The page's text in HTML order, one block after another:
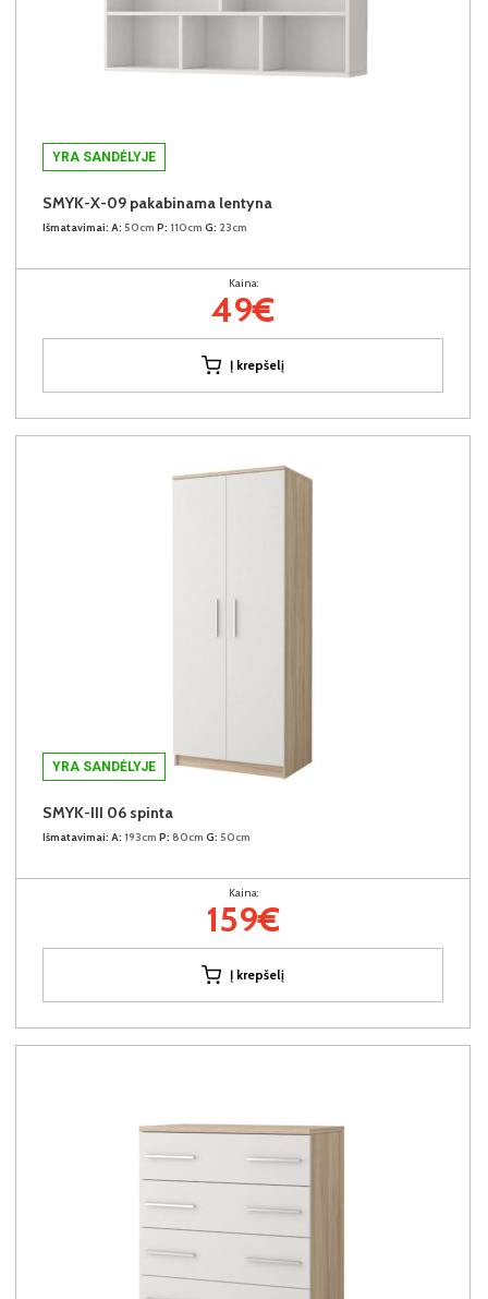
YRA SANDĖLYJE
SMYK-X-09 pakabinama lentyna
Išmatavimai: A: 50cm P: 110cm G: 23cm
Kaina:
49€
Į krepšelį
YRA SANDĖLYJE
SMYK-III 06 spinta
Išmatavimai: A: 193cm P: 80cm G: 50cm
Kaina:
159€
Į krepšelį